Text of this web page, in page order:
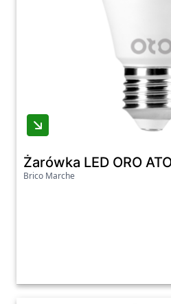
Żarówka LED ORO
Brico Marche